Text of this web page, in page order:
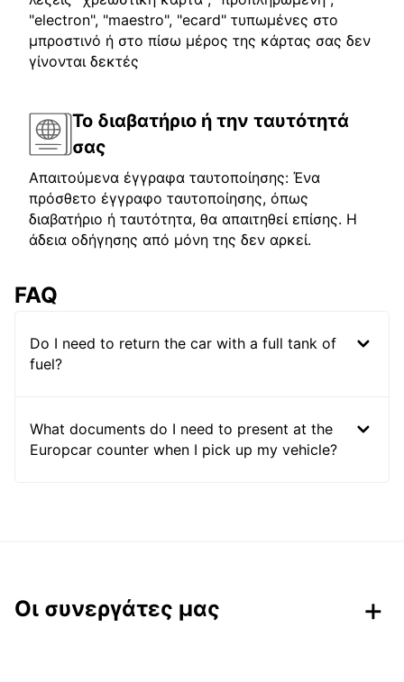
"electron", "maestro", "ecard" τυπωμένες στο
μπροστινό ή στο πίσω μέρος της κάρτας σας δεν
γίνονται δεκτές
Το διαβατήριο ή την ταυτότητά
σας
Απαιτούμενα έγγραφα ταυτοποίησης: Ένα
πρόσθετο έγγραφο ταυτοποίησης, όπως
διαβατήριο ή ταυτότητα, θα απαιτηθεί επίσης. Η
άδεια οδήγησης από μόνη της δεν αρκεί.
FAQ
Do I need to return the car with a full tank of
fuel?
What documents do I need to present at the
Europcar counter when I pick up my vehicle?
Οι συνεργάτες μας